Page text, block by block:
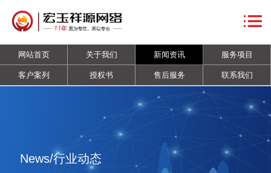
站
首
关
于
新
网站首页 关于我们 新闻资讯
服务项目
客户案列
授权书 售后服务 联系我们
News/行业动态